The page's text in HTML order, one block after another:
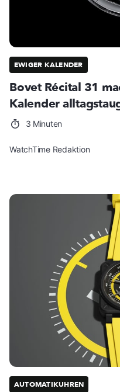
EWIGER KALENDER
Bovet Récital 31
Kalender
3 Minuten
WatchTime Redaktion
AUTOMATIKUHREN